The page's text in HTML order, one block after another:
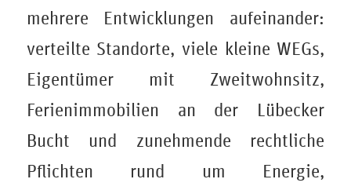
mehrere Entwicklungen aufeinander:
verteilte Standorte, viele kleine WEGs,
Eigentümer mit Zweitwohnsitz,
Ferienimmobilien an der Lübecker
Bucht und zunehmende rechtliche
Pflichten rund um Energie,